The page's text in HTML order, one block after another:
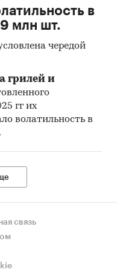
с 2005 года на
Исследования,
«Экспресс-
сжатом виде
и общее
рынке.
2000 регулярно
товары
в
млн шт.
чередой
грилей и
гг их
волатильность в
связь